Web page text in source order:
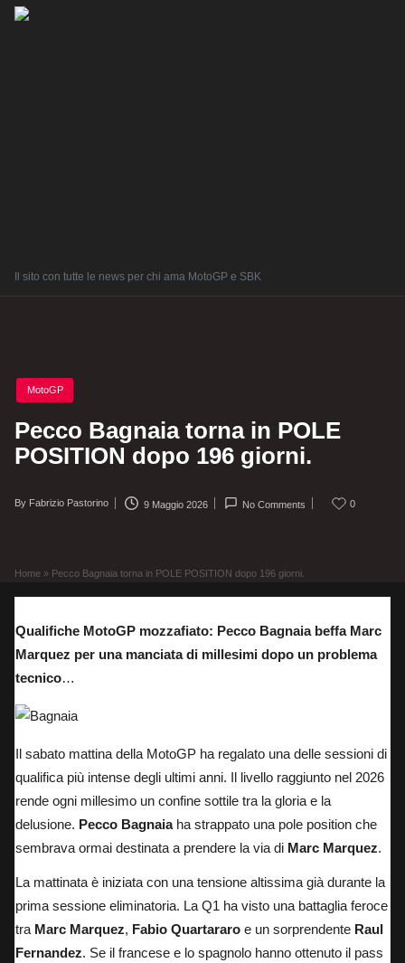
Il sito con tutte le news per chi ama MotoGP e SBK
Posted
in
MotoGP
Pecco Bagnaia torna in POLE
POSITION dopo 196 giorni.
Posted
By Fabrizio Pastorino 9 Maggio 2026 No Comments 0
Home » Pecco Bagnaia torna in POLE POSITION dopo 196 giorni.
Qualifiche MotoGP mozzafiato: Pecco Bagnaia beffa Marc
Marquez per una manciata di millesimi dopo un problema
tecnico…
Il sabato mattina della MotoGP ha regalato una delle sessioni di
qualifica più intense degli ultimi anni. Il livello raggiunto nel 2026
rende ogni millesimo un confine sottile tra la gloria e la
delusione. Pecco Bagnaiaha strappato una pole position che
sembrava ormai destinata a prendere la via di Marc Marquez.
La mattinata è iniziata con una tensione altissima già durante la
prima sessione eliminatoria. La Q1 ha visto una battaglia feroce
tra Marc Marquez, Fabio Quartararo e un sorprendente Raul
Fernandez. Se il francese e lo spagnolo hanno ottenuto il pass